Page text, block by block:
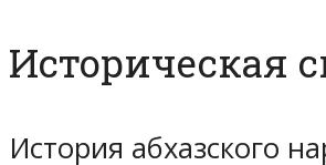
Историческая
История абхазского